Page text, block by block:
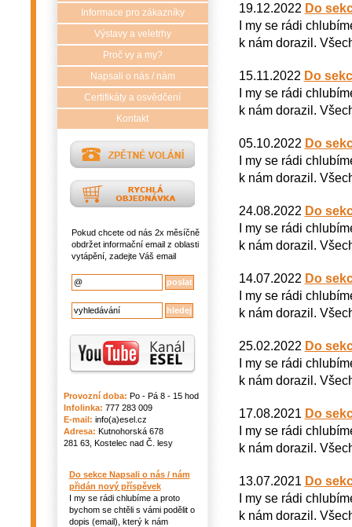
Informace pro zákazníky
Výstavy a veletrhy
Proč vy a my?
Napsali o nás / nám
Certifikáty a osvědčení
Kontakt
Pokud chcete od nás 2x měsíčně
obdržet informační email z oblasti
vytápění, zadejte Váš email
Provozní doba: Po - Pá 8 - 15 hod
Infolinka: 777 283 009
E-mail: info(a)esel.cz
Adresa: Kutnohorská 678
281 63, Kostelec nad Č. lesy
Do sekce Napsali o nás / nám
přidán nový příspěvek
I my se rádi chlubíme a proto
bychom se chtěli s vámi podělit o
dopis (email), který k nám
19.12.2022 Do
I my se rádi
k nám dorazil.
15.11.2022 Do
I my se rádi
k nám dorazil.
05.10.2022 Do
I my se rádi
k nám dorazil.
24.08.2022 Do
I my se rádi
k nám dorazil.
14.07.2022 Do
I my se rádi
k nám dorazil.
25.02.2022 Do
I my se rádi
k nám dorazil.
17.08.2021 Do
I my se rádi
k nám dorazil.
13.07.2021 Do
I my se rádi
k nám dorazil.